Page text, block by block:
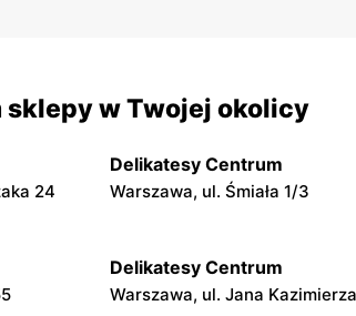
w Twojej okolicy
24
Delikatesy Centrum
Warszawa, ul. Śmiała 1/3
Delikatesy Centrum
Warszawa, ul. Jana